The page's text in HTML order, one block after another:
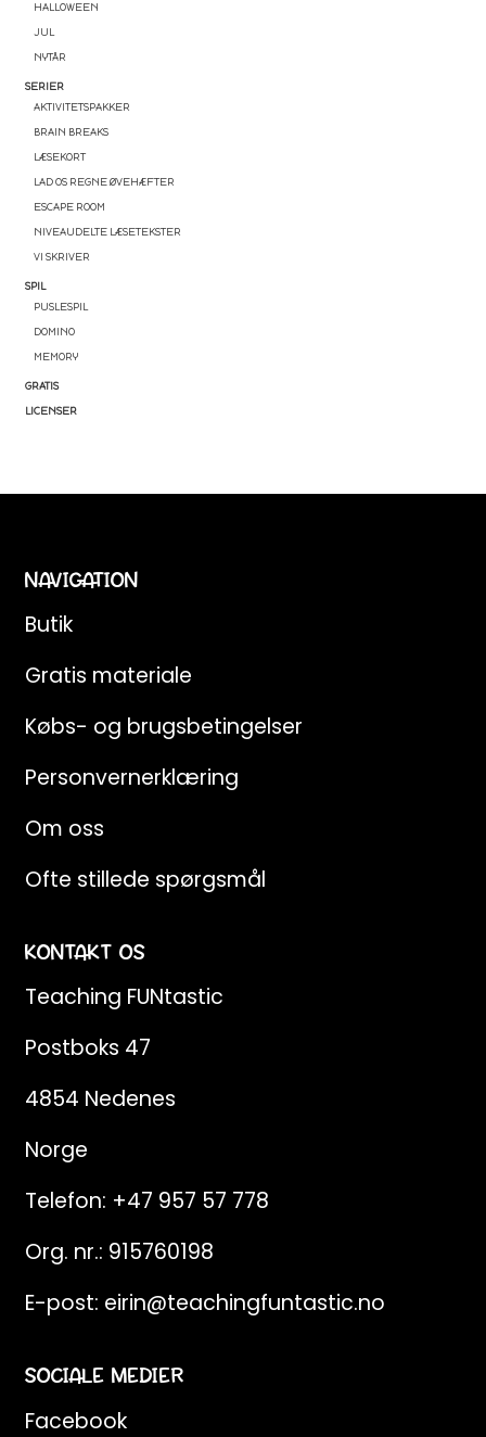
HALLOWEEN
JUL
NYTÅR
SERIER
AKTIVITETSPAKKER
BRAIN BREAKS
LÆSEKORT
LAD OS REGNE ØVEHÆFTER
ESCAPE ROOM
NIVEAUDELTE LÆSETEKSTER
VI SKRIVER
SPIL
PUSLESPIL
DOMINO
MEMORY
GRATIS
LICENSER
NAVIGATION
Butik
Gratis materiale
Købs- og brugsbetingelser
Personvernerklæring
Om oss
Ofte stillede spørgsmål
KONTAKT OS
Teaching FUNtastic
Postboks 47
4854 Nedenes
Norge
Telefon: +47 957 57 778
Org. nr.: 915760198
E-post: eirin@teachingfuntastic.no
SOCIALE MEDIER
Facebook